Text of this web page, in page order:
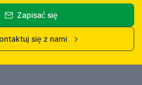
Zapisać się
się z nami